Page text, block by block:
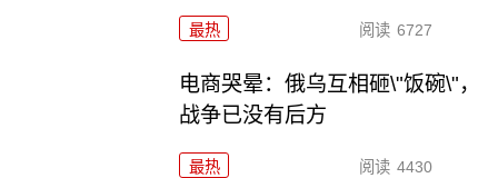
最热 阅读 6727
电商哭晕：俄乌互相砸\"饭碗\"，
战争已没有后方
最热 阅读 4430